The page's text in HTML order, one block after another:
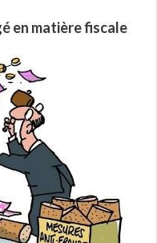
en matière fiscale